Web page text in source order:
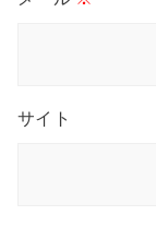
サイト